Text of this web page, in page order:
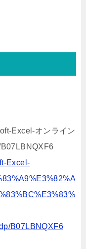
Excel-オンライン
Excel-
B07LBNQXF6